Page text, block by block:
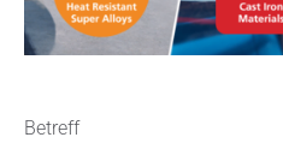
Betreff